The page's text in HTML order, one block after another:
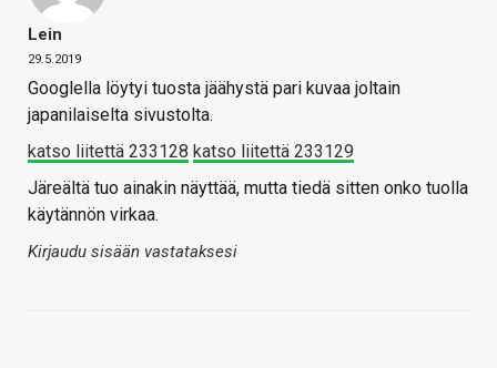
Lein
29.5.2019
Googlella löytyi tuosta jäähystä pari kuvaa joltain
japanilaiselta sivustolta.
katso liitettä 233128 katso liitettä 233129
Järeältä tuo ainakin näyttää, mutta tiedä sitten onko tuolla
käytännön virkaa.
Kirjaudu sisään vastataksesi